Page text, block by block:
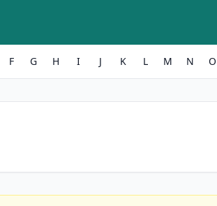
F G H I J K L M N O